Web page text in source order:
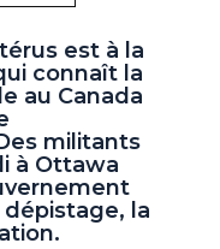
est à la
connaît la
au Canada
militants
à Ottawa
la